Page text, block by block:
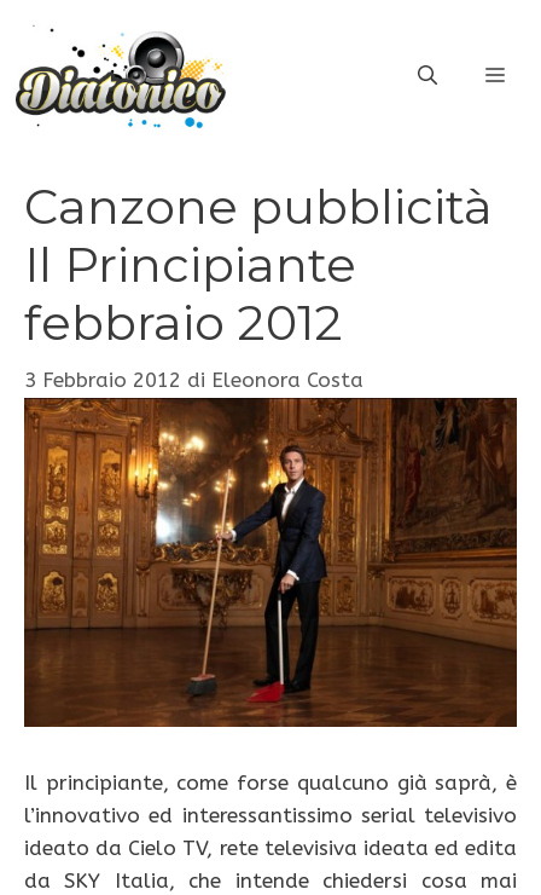
contenuto
Canzone pubblicità
Il Principiante
febbraio 2012
3 Febbraio 2012 di Eleonora Costa
Il principiante, come forse qualcuno già saprà, è
l’innovativo ed interessantissimo serial televisivo
ideato da Cielo TV, rete televisiva ideata ed edita
da SKY Italia, che intende chiedersi cosa mai